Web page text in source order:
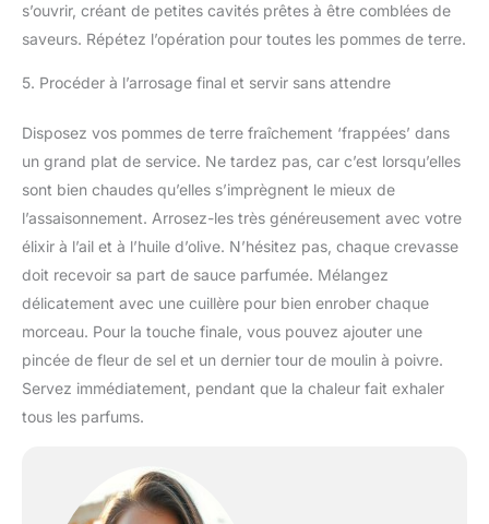
s’ouvrir, créant de petites cavités prêtes à être comblées de
saveurs. Répétez l’opération pour toutes les pommes de terre.
5. Procéder à l’arrosage final et servir sans attendre
Disposez vos pommes de terre fraîchement ‘frappées’ dans
un grand plat de service. Ne tardez pas, car c’est lorsqu’elles
sont bien chaudes qu’elles s’imprègnent le mieux de
l’assaisonnement. Arrosez-les très généreusement avec votre
élixir à l’ail et à l’huile d’olive. N’hésitez pas, chaque crevasse
doit recevoir sa part de sauce parfumée. Mélangez
délicatement avec une cuillère pour bien enrober chaque
morceau. Pour la touche finale, vous pouvez ajouter une
pincée de fleur de sel et un dernier tour de moulin à poivre.
Servez immédiatement, pendant que la chaleur fait exhaler
tous les parfums.